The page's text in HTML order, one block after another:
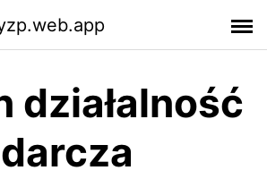
działalność